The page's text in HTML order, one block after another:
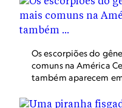
Os escorpiões do
comuns na América
também aparecem
toxicidade. Na foto,